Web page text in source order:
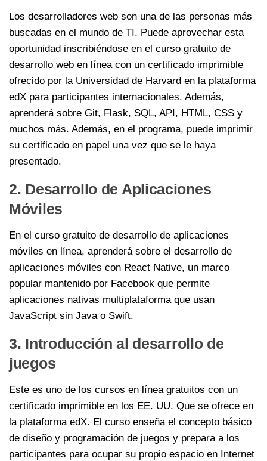
Los desarrolladores web son una de las personas más
buscadas en el mundo de TI. Puede aprovechar esta
oportunidad inscribiéndose en el curso gratuito de
desarrollo web en línea con un certificado imprimible
ofrecido por la Universidad de Harvard en la plataforma
edX para participantes internacionales. Además,
aprenderá sobre Git, Flask, SQL, API, HTML, CSS y
muchos más. Además, en el programa, puede imprimir
su certificado en papel una vez que se le haya
presentado.
2. Desarrollo de Aplicaciones
Móviles
En el curso gratuito de desarrollo de aplicaciones
móviles en línea, aprenderá sobre el desarrollo de
aplicaciones móviles con React Native, un marco
popular mantenido por Facebook que permite
aplicaciones nativas multiplataforma que usan
JavaScript sin Java o Swift.
3. Introducción al desarrollo de
juegos
Este es uno de los cursos en línea gratuitos con un
certificado imprimible en los EE. UU. Que se ofrece en
la plataforma edX. El curso enseña el concepto básico
de diseño y programación de juegos y prepara a los
participantes para ocupar su propio espacio en Internet